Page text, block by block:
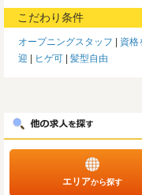
こだわり条件
オープニングスタッフ 資格
迎
ヒゲ可 髪型自由
エリアから探す